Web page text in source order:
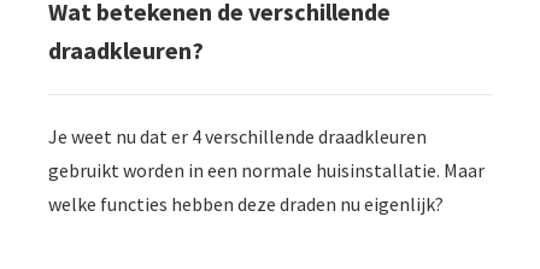
Wat betekenen de verschillende
draadkleuren?
Je weet nu dat er 4 verschillende draadkleuren
gebruikt worden in een normale huisinstallatie. Maar
welke functies hebben deze draden nu eigenlijk?